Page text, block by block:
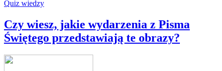
Quiz wiedzy
Czy wiesz, jakie wydarzenia z Pisma
Świętego przedstawiają te obrazy?